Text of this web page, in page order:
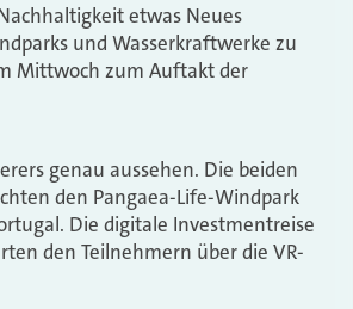
etwas Neues
und Wasserkraftwerke zu
Mittwoch zum Auftakt der
genau aussehen. Die beiden
den Pangaea-Life-Windpark
Die digitale Investmentreise
den Teilnehmern über die VR-